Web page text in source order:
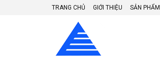
TRANG CHỦ GIỚI THIỆU SẢN PHẨM